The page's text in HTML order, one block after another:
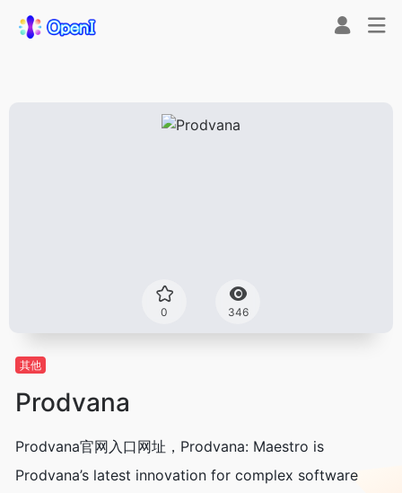
0 346
其他
Prodvana
Prodvana官网入口网址，Prodvana: Maestro is
Prodvana’s latest innovation for complex software